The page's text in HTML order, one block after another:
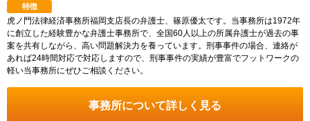
特徴
虎ノ門法律経済事務所福岡支店長の弁護士、篠原優太です。当事務所は1972年
に創立した経験豊かな弁護士事務所で、全国60人以上の所属弁護士が過去の事
案を共有しながら、高い問題解決力を養っています。刑事事件の場合、連絡が
あれば24時間対応で対応しますので、刑事事件の実績が豊富でフットワークの
軽い当事務所にぜひご相談ください。
事務所について詳しく見る